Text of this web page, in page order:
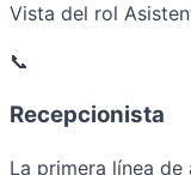
Vista del rol
📞
Recepcionista
La primera línea